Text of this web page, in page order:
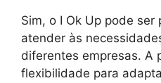
Sim, o I Ok Up pode ser
atender às
diferentes empresas. A
flexibilidade para